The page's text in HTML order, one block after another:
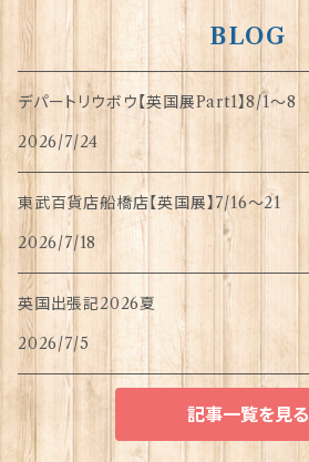
BLOG
デパートリウボウ【英国展Part1】8/1〜8
2026/7/24
東武百貨店船橋店【英国展】7/16～21
2026/7/18
英国出張記2026夏
2026/7/5
記事一覧を見る